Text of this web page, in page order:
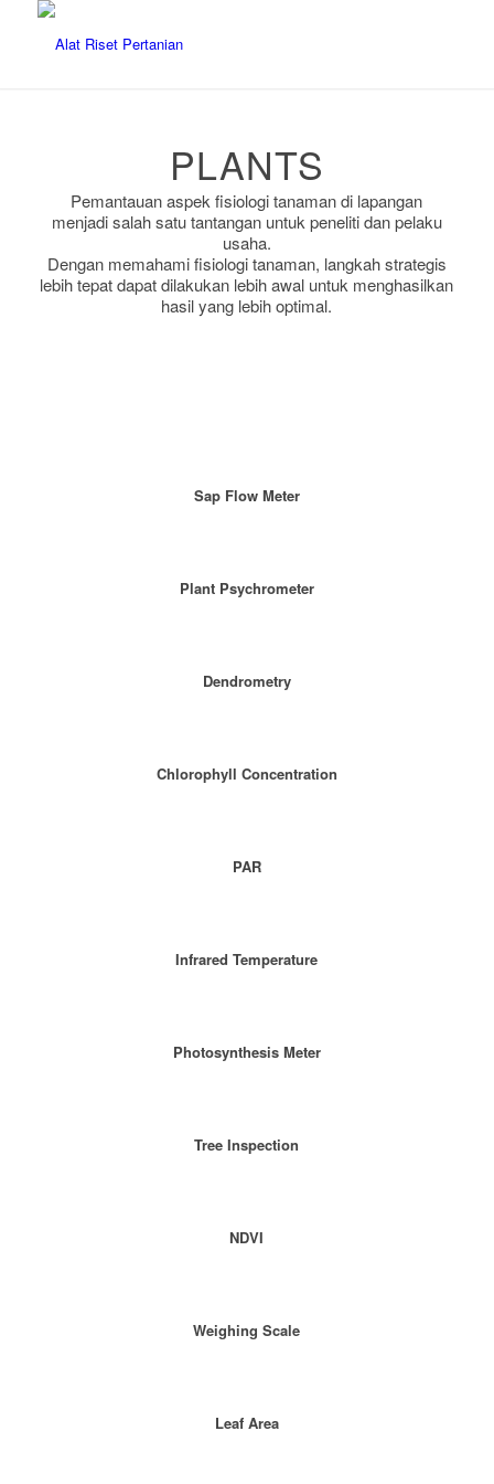
PLANTS
Pemantauan aspek fisiologi tanaman di lapangan
menjadi salah satu tantangan untuk peneliti dan pelaku
usaha.
Dengan memahami fisiologi tanaman, langkah strategis
lebih tepat dapat dilakukan lebih awal untuk menghasilkan
hasil yang lebih optimal.
Sap Flow Meter
Plant Psychrometer
Dendrometry
Chlorophyll Concentration
PAR
Infrared Temperature
Photosynthesis Meter
Tree Inspection
NDVI
Weighing Scale
Leaf Area